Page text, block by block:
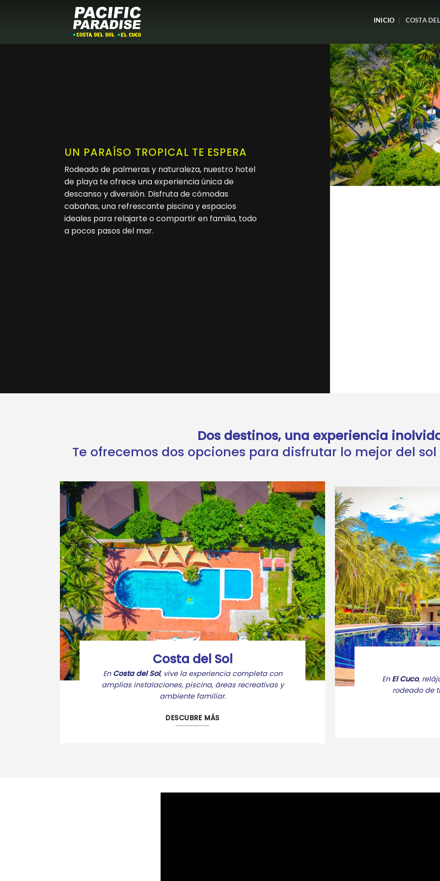
INICIO COSTA
UN PARAÍSO TROPICAL TE ESPERA
Rodeado de palmeras y naturaleza, nuestro hotel
de playa te ofrece una experiencia única de
descanso y diversión. Disfruta de cómodas
cabañas, una refrescante piscina y espacios
ideales para relajarte o compartir en familia, todo
a pocos pasos del mar.
Dos destinos, una experiencia
Te ofrecemos dos opciones para disfrutar lo mejor del
Costa del Sol
En Costa del Sol, vive la experiencia completa con
amplias instalaciones, piscina, áreas recreativas y
ambiente familiar.
DESCUBRE MÁS
En El Cuco,
rodeado de